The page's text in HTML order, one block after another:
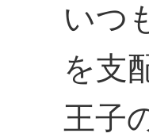
いつ
を支
王子